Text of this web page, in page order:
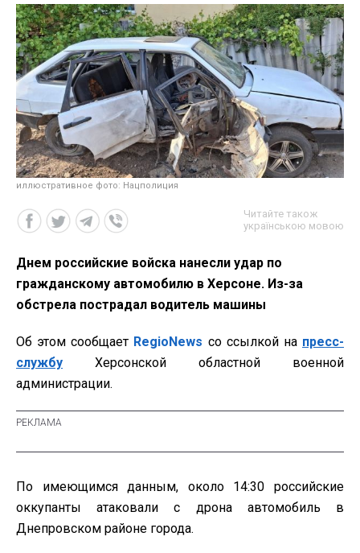
иллюстративное фото: Нацполиция
Читайте також
українською мовою
Днем российские войска нанесли удар по
гражданскому автомобилю в Херсоне. Из-за
обстрела пострадал водитель машины
Об этом сообщает RegioNews со ссылкой на пресс-
службу Херсонской областной военной
администрации.
По имеющимся данным, около 14:30 российские
оккупанты атаковали с дрона автомобиль в
Днепровском районе города.